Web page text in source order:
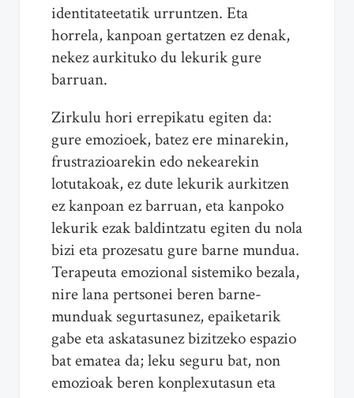
identitateetatik urruntzen. Eta
horrela, kanpoan gertatzen ez denak,
nekez aurkituko du lekurik gure
barruan.
Zirkulu hori errepikatu egiten da:
gure emozioek, batez ere minarekin,
frustrazioarekin edo nekearekin
lotutakoak, ez dute lekurik aurkitzen
ez kanpoan ez barruan, eta kanpoko
lekurik ezak baldintzatu egiten du nola
bizi eta prozesatu gure barne mundua.
Terapeuta emozional sistemiko bezala,
nire lana pertsonei beren barne-
munduak segurtasunez, epaiketarik
gabe eta askatasunez bizitzeko espazio
bat ematea da; leku seguru bat, non
emozioak beren konplexutasun eta